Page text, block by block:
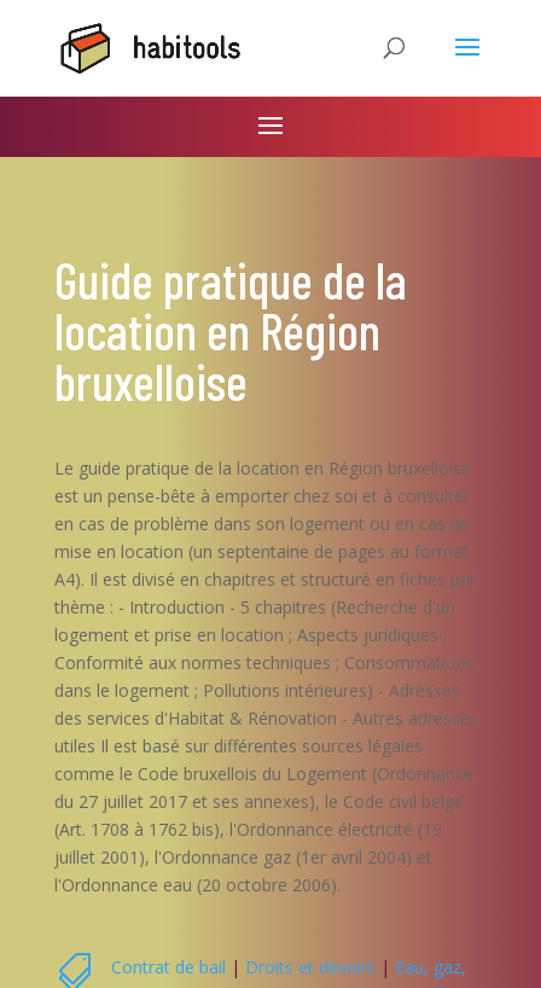
Guide pratique de la
location en Région
bruxelloise
Le guide pratique de la location en Région bruxelloise
est un pense-bête à emporter chez soi et à consulter
en cas de problème dans son logement ou en cas de
mise en location (un septentaine de pages au format
A4). Il est divisé en chapitres et structuré en fiches par
thème : - Introduction - 5 chapitres (Recherche d'un
logement et prise en location ; Aspects juridiques ;
Conformité aux normes techniques ; Consommations
dans le logement ; Pollutions intérieures) - Adresses
des services d'Habitat & Rénovation - Autres adresses
utiles Il est basé sur différentes sources légales
comme le Code bruxellois du Logement (Ordonnance
du 27 juillet 2017 et ses annexes), le Code civil belge
(Art. 1708 à 1762 bis), l'Ordonnance électricité (19
juillet 2001), l'Ordonnance gaz (1er avril 2004) et
l'Ordonnance eau (20 octobre 2006).
 Contrat de bail | Droits et devoirs | Eau, gaz,